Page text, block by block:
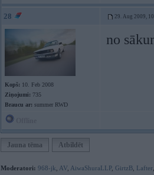
28 29. Aug 2009,
Kopš: 10. Feb 2008
Ziņojumi: 735
Braucu ar: summer RWD
no
Jauna tēma Atbildēt
Moderatori: 968-jk AV AiwaShuraLLP, GirtzB Lafter